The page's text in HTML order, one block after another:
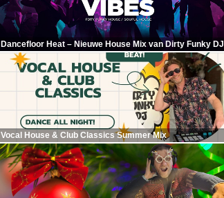
Dancefloor Heat – Nieuwe House Mix van Dirty Funky DJ
Vocal House & Club Classics Summer Mix